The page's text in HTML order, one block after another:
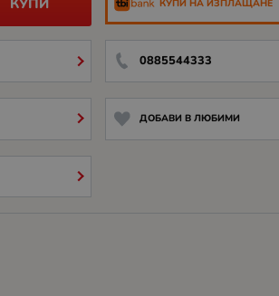
КУПИ КУПИ НА ИЗПЛАЩАНЕ
0885544333
ДОБАВИ В ЛЮБИМИ